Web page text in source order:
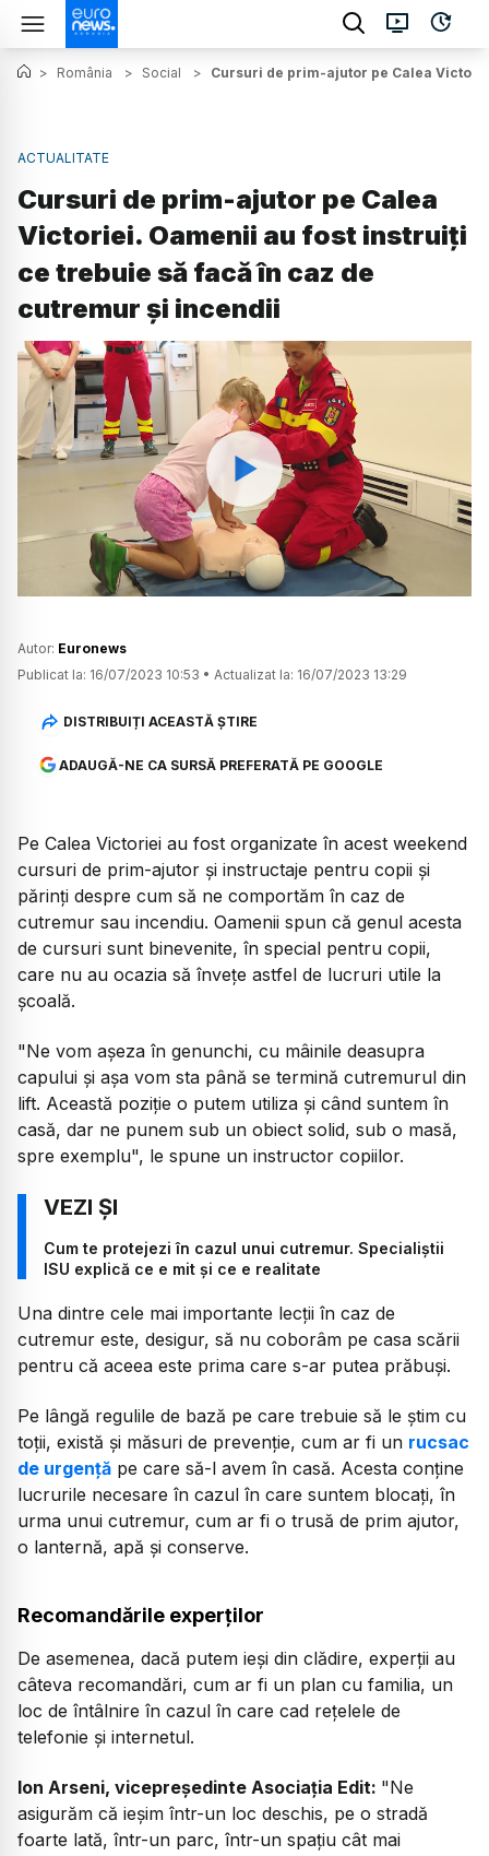
> România > Social > Cursuri de prim-ajutor pe Calea
ACTUALITATE
Cursuri de prim-ajutor pe Calea
Victoriei. Oamenii au fost instruiți
ce trebuie să facă în caz de
cutremur și incendii
Watch
Autor: Euronews
Publicat la: 16/07/2023 10:53 • Actualizat la: 16/07/2023 13:29
DISTRIBUIȚI ACEASTĂ ȘTIRE
ADAUGĂ-NE CA SURSĂ PREFERATĂ PE GOOGLE
Pe Calea Victoriei au fost organizate în acest weekend
cursuri de prim-ajutor și instructaje pentru copii și
părinți despre cum să ne comportăm în caz de
cutremur sau incendiu. Oamenii spun că genul acesta
de cursuri sunt binevenite, în special pentru copii,
care nu au ocazia să învețe astfel de lucruri utile la
școală.
"Ne vom așeza în genunchi, cu mâinile deasupra
capului și așa vom sta până se termină cutremurul din
lift. Această poziție o putem utiliza și când suntem în
casă, dar ne punem sub un obiect solid, sub o masă,
spre exemplu", le spune un instructor copiilor.
Cum te protejezi în cazul unui cutremur. Specialiștii
ISU explică ce e mit și ce e realitate
Una dintre cele mai importante lecții în caz de
cutremur este, desigur, să nu coborâm pe casa scării
pentru că aceea este prima care s-ar putea prăbuși.
Pe lângă regulile de bază pe care trebuie să le știm cu
toții, există și măsuri de prevenție, cum ar fi un rucsac
de urgență pe care să-l avem în casă. Acesta conține
lucrurile necesare în cazul în care suntem blocați, în
urma unui cutremur, cum ar fi o trusă de prim ajutor,
o lanternă, apă și conserve.
Recomandările experților
De asemenea, dacă putem ieși din clădire, experții au
câteva recomandări, cum ar fi un plan cu familia, un
loc de întâlnire în cazul în care cad rețelele de
telefonie și internetul.
Ion Arseni, vicepreședinte Asociația Edit: "Ne
asigurăm că ieșim într-un loc deschis, pe o stradă
foarte lată, într-un parc, într-un spațiu cât mai